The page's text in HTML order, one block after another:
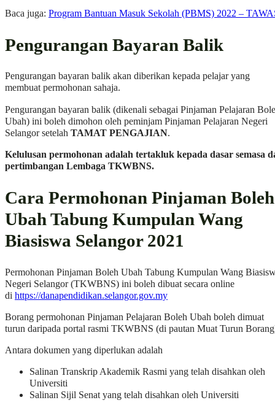
Baca juga: Program Bantuan Masuk Sekolah (PBMS) 2022 –
Pengurangan Bayaran Balik
Pengurangan bayaran balik akan diberikan kepada pelajar yang
membuat permohonan sahaja.
Pengurangan bayaran balik (dikenali sebagai Pinjaman Pelajaran
Ubah) ini boleh dimohon oleh peminjam Pinjaman Pelajaran Negeri
Selangor setelah TAMAT PENGAJIAN.
Kelulusan permohonan adalah tertakluk kepada dasar semasa
pertimbangan Lembaga TKWBNS.
Cara Permohonan Pinjaman Boleh
Ubah Tabung Kumpulan Wang
Biasiswa Selangor 2021
Permohonan Pinjaman Boleh Ubah Tabung Kumpulan Wang
Negeri Selangor (TKWBNS) ini boleh dibuat secara online
di https://danapendidikan.selangor.gov.my
Borang permohonan Pinjaman Pelajaran Boleh Ubah boleh dimuat
turun daripada portal rasmi TKWBNS (di pautan Muat Turun
Antara dokumen yang diperlukan adalah
Salinan Transkrip Akademik Rasmi yang telah disahkan oleh
Universiti
Salinan Sijil Senat yang telah disahkan oleh Universiti